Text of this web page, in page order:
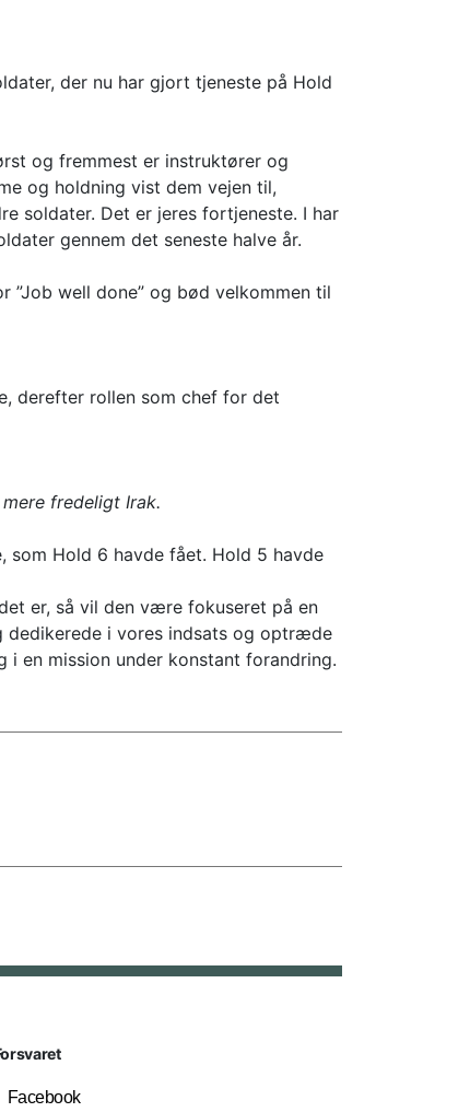
der nu har gjort tjeneste på Hold
og fremmest er instruktører og
og holdning vist dem vejen til,
soldater. Det er jeres fortjeneste. I har
gennem det seneste halve år.
”Job well done” og bød velkommen til
derefter rollen som chef for det
fredeligt Irak.
som Hold 6 havde fået. Hold 5 havde
er, så vil den være fokuseret på en
dedikerede i vores indsats og optræde
en mission under konstant forandring.
Facebook